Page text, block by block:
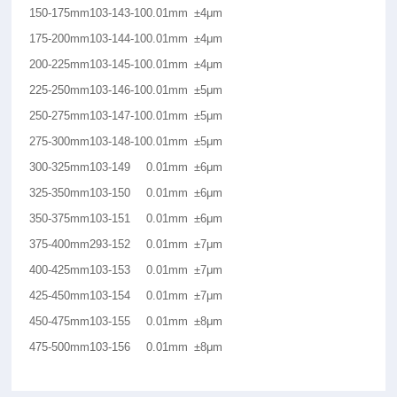
150-175mm103-143-100.01mm ±4μm
175-200mm103-144-100.01mm ±4μm
200-225mm103-145-100.01mm ±4μm
225-250mm103-146-100.01mm ±5μm
250-275mm103-147-100.01mm ±5μm
275-300mm103-148-100.01mm ±5μm
300-325mm103-149 0.01mm ±6μm
325-350mm103-150 0.01mm ±6μm
350-375mm103-151 0.01mm ±6μm
375-400mm293-152 0.01mm ±7μm
400-425mm103-153 0.01mm ±7μm
425-450mm103-154 0.01mm ±7μm
450-475mm103-155 0.01mm ±8μm
475-500mm103-156 0.01mm ±8μm